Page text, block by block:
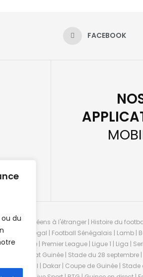
du
FACEBOOK
guinéens à l'étranger | Histoire du
du Sénégal | Football Sénégalais | Lamb |
Guinée | Premier League | Ligue 1 | Liga |
Guinée | Stade du 28
| Le Senegal | Dakar | Coupe de Guinée |